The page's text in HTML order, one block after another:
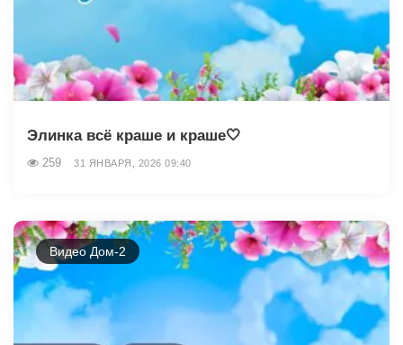
Элинка всё краше и краше🤍
259 31 ЯНВАРЯ, 2026 09:40
Видео Дом-2